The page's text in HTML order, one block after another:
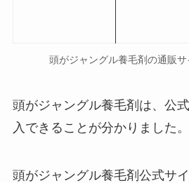
頭がジャングル養毛剤の通販
頭がジャングル養毛剤は、公
入できることが分かりました。
頭がジャングル養毛剤公式サ